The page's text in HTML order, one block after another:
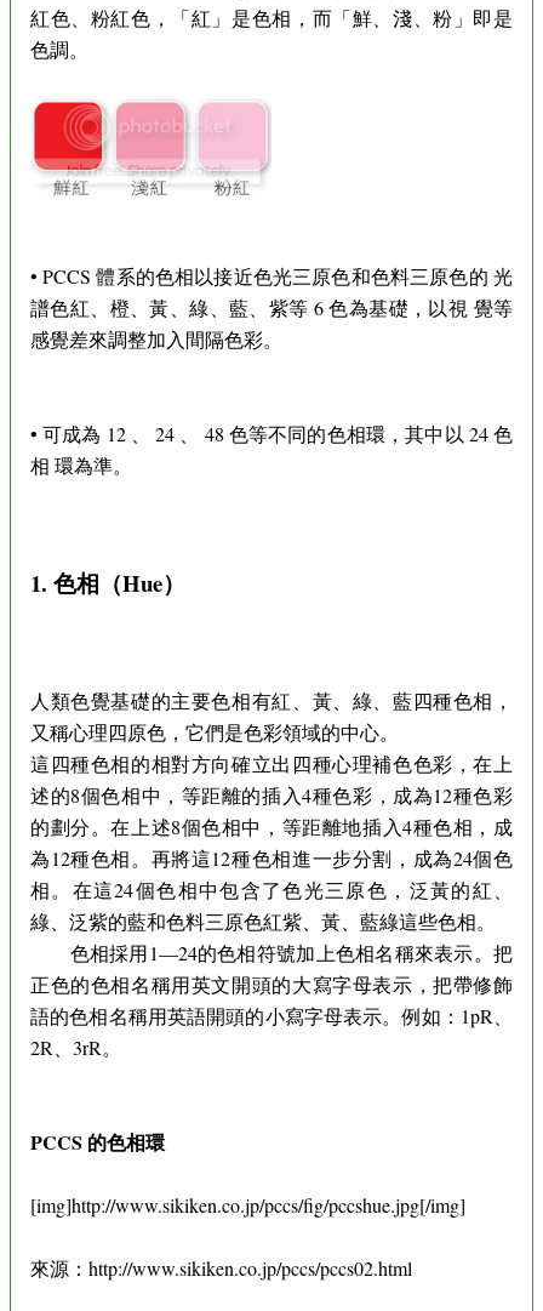
紅色、粉紅色，「紅」是色相，而「鮮、淺、粉」即是
色調。
• PCCS 體系的色相以接近色光三原色和色料三原色的 光
譜色紅、橙、黃、綠、藍、紫等 6 色為基礎，以視 覺等
感覺差來調整加入間隔色彩。
• 可成為 12 、 24 、 48 色等不同的色相環，其中以 24 色
相 環為準。
1. 色相（Hue）
人類色覺基礎的主要色相有紅、黃、綠、藍四種色相，
又稱心理四原色，它們是色彩領域的中心。
這四種色相的相對方向確立出四種心理補色色彩，在上
述的8個色相中，等距離的插入4種色彩，成為12種色彩
的劃分。在上述8個色相中，等距離地插入4種色相，成
為12種色相。再將這12種色相進一步分割，成為24個色
相。在這24個色相中包含了色光三原色，泛黃的紅、
綠、泛紫的藍和色料三原色紅紫、黃、藍綠這些色相。
色相採用1—24的色相符號加上色相名稱來表示。把
正色的色相名稱用英文開頭的大寫字母表示，把帶修飾
語的色相名稱用英語開頭的小寫字母表示。例如：1pR、
2R、3rR。
PCCS 的色相環
[img]http://www.sikiken.co.jp/pccs/fig/pccshue.jpg[/img]
來源：http://www.sikiken.co.jp/pccs/pccs02.html